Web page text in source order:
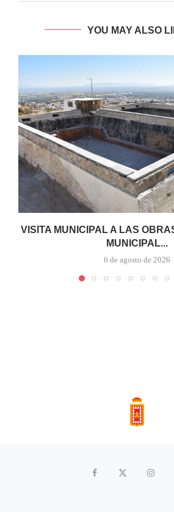
YOU MAY ALSO
VISITA MUNICIPAL A LAS
MUNICIPAL...
6 de agosto de 2026